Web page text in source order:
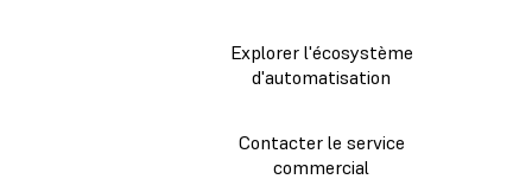
Explorer l'écosystème
d'automatisation
Contacter le service
commercial